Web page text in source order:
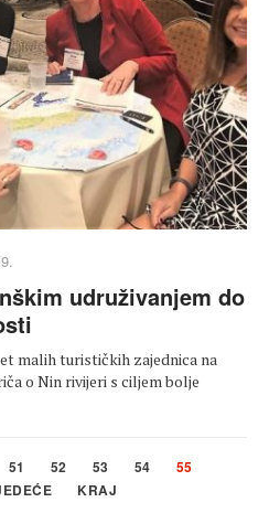
udruživanjem do
malih turističkih zajednica na
o Nin rivijeri s ciljem bolje
51 52 53 54
55
KRAJ